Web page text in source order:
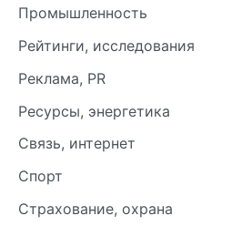
Промышленность
Рейтинги, исследования
Реклама, PR
Ресурсы, энергетика
Связь, интернет
Спорт
Страхование, охрана